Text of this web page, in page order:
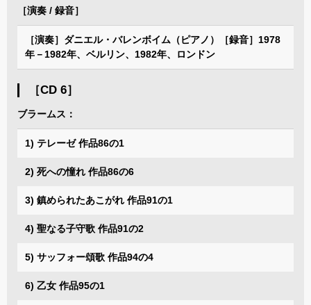
［演奏 / 録音］
［演奏］ダニエル・バレンボイム（ピアノ）［録音］1978
年－1982年、ベルリン、1982年、ロンドン
［CD 6］
ブラームス：
1) テレーゼ 作品86の1
2) 死への憧れ 作品86の6
3) 鎮められたあこがれ 作品91の1
4) 聖なる子守歌 作品91の2
5) サッフォー頌歌 作品94の4
6) 乙女 作品95の1